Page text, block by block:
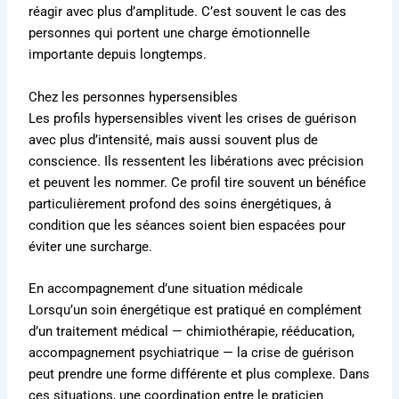
réagir avec plus d’amplitude. C’est souvent le cas des
personnes qui portent une charge émotionnelle
importante depuis longtemps.
Chez les personnes hypersensibles
Les profils hypersensibles vivent les crises de guérison
avec plus d’intensité, mais aussi souvent plus de
conscience. Ils ressentent les libérations avec précision
et peuvent les nommer. Ce profil tire souvent un bénéfice
particulièrement profond des soins énergétiques, à
condition que les séances soient bien espacées pour
éviter une surcharge.
En accompagnement d’une situation médicale
Lorsqu’un soin énergétique est pratiqué en complément
d’un traitement médical — chimiothérapie, rééducation,
accompagnement psychiatrique — la crise de guérison
peut prendre une forme différente et plus complexe. Dans
ces situations, une coordination entre le praticien